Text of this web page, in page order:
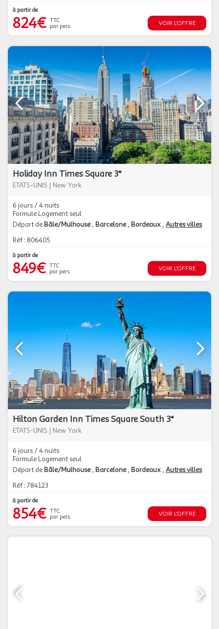
à partir de
824€ TTC
par pers.
VOIR L'OFFRE
Holiday Inn Times Square 3*
ETATS-UNIS | New York
6 jours / 4 nuits
Formule Logement seul
Départ de Bâle/Mulhouse Barcelone Bordeaux Autres villes
Réf : 806405
à partir de
849€ TTC
par pers.
VOIR L'OFFRE
Hilton Garden Inn Times Square South 3*
ETATS-UNIS | New York
6 jours / 4 nuits
Formule Logement seul
Départ de Bâle/Mulhouse Barcelone Bordeaux Autres villes
Réf : 784123
à partir de
854€ TTC
par pers.
VOIR L'OFFRE